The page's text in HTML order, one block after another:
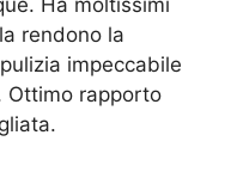
rendono la
impeccabile
rapporto